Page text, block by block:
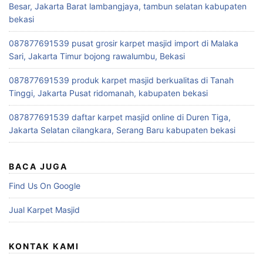
Besar, Jakarta Barat lambangjaya, tambun selatan kabupaten
bekasi
087877691539 pusat grosir karpet masjid import di Malaka
Sari, Jakarta Timur bojong rawalumbu, Bekasi
087877691539 produk karpet masjid berkualitas di Tanah
Tinggi, Jakarta Pusat ridomanah, kabupaten bekasi
087877691539 daftar karpet masjid online di Duren Tiga,
Jakarta Selatan cilangkara, Serang Baru kabupaten bekasi
BACA JUGA
Find Us On Google
Jual Karpet Masjid
KONTAK KAMI